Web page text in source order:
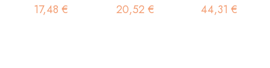
17,48 € 20,52 € 44,31 €